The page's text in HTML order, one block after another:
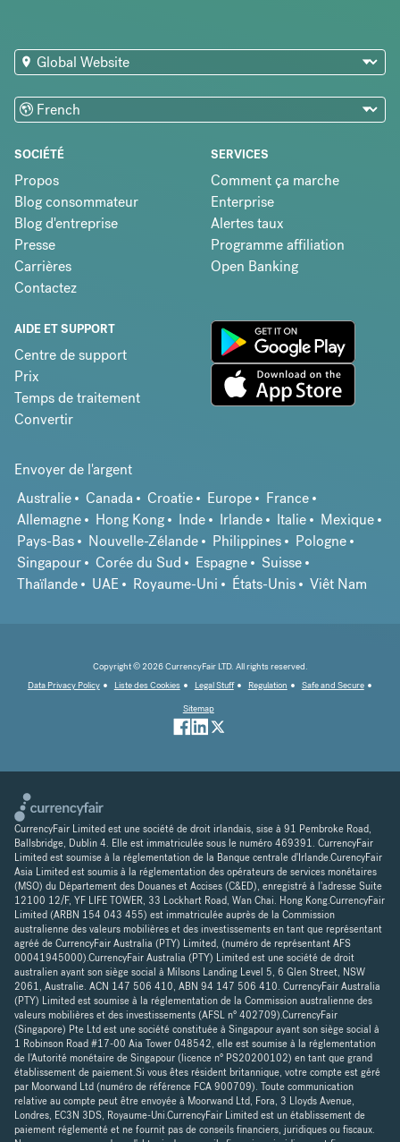
SOCIÉTÉ
Propos
Blog consommateur
Blog d'entreprise
Presse
Carrières
Contactez
SERVICES
Comment ça marche
Enterprise
Alertes taux
Programme affiliation
Open Banking
AIDE ET SUPPORT
Centre de support
Prix
Temps de traitement
Convertir
Envoyer de l'argent
Australie
Canada Croatie Europe
France
Allemagne
Hong Kong Inde Irlande Italie
Mexique
Pays-Bas
Nouvelle-Zélande Philippines
Pologne
Singapour
Corée du Sud Espagne
Suisse
Thaïlande
UAE Royaume-Uni États-Unis Viêt Nam
Copyright © 2026 CurrencyFair LTD. All rights reserved.
Data Privacy Policy
Liste des Cookies Legal Stuff Regulation
Safe and Secure
Sitemap
CurrencyFair Limited est une société de droit irlandais, sise à 91 Pembroke Road,
Ballsbridge, Dublin 4. Elle est immatriculée sous le numéro 469391. CurrencyFair
Limited est soumise à la réglementation de la Banque centrale d'Irlande.CurencyFair
Asia Limited est soumis à la réglementation des opérateurs de services monétaires
(MSO) du Département des Douanes et Accises (C&ED), enregistré à l'adresse Suite
12100 12/F, YF LIFE TOWER, 33 Lockhart Road, Wan Chai. Hong Kong.CurrencyFair
Limited (ARBN 154 043 455) est immatriculée auprès de la Commission
australienne des valeurs mobilières et des investissements en tant que représentant
agréé de CurrencyFair Australia (PTY) Limited, (numéro de représentant AFS
00041945000).CurrencyFair Australia (PTY) Limited est une société de droit
australien ayant son siège social à Milsons Landing Level 5, 6 Glen Street, NSW
2061, Australie. ACN 147 506 410, ABN 94 147 506 410. CurrencyFair Australia
(PTY) Limited est soumise à la réglementation de la Commission australienne des
valeurs mobilières et des investissements (AFSL n° 402709).CurrencyFair
(Singapore) Pte Ltd est une société constituée à Singapour ayant son siège social à
1 Robinson Road #17-00 Aia Tower 048542, elle est soumise à la réglementation
de l'Autorité monétaire de Singapour (licence n° PS20200102) en tant que grand
établissement de paiement.Si vous êtes résident britannique, votre compte est géré
par Moorwand Ltd (numéro de référence FCA 900709). Toute communication
relative au compte peut être envoyée à Moorwand Ltd, Fora, 3 Lloyds Avenue,
Londres, EC3N 3DS, Royaume-Uni.CurrencyFair Limited est un établissement de
paiement réglementé et ne fournit pas de conseils financiers, juridiques ou fiscaux.